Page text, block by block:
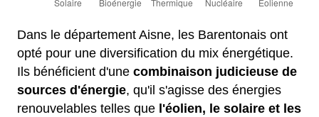
Dans le département Aisne, les Barentonais ont
opté pour une diversification du mix énergétique.
Ils bénéficient d'une combinaison judicieuse de
sources d'énergie, qu'il s'agisse des énergies
renouvelables telles que l'éolien, le solaire et les